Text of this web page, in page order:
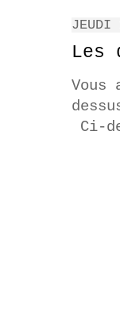
JEUDI
Les
Ci-